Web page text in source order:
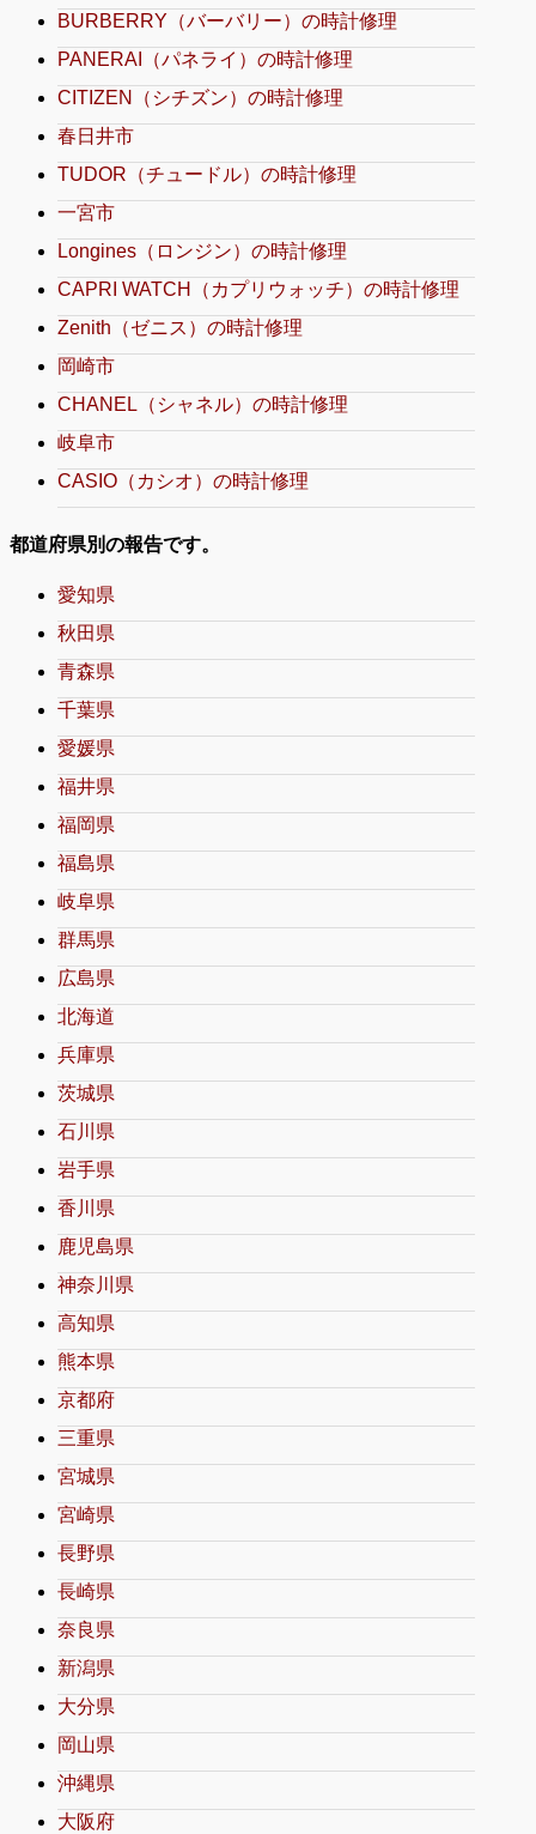
BURBERRY（バーバリー）の時計修理
PANERAI（パネライ）の時計修理
CITIZEN（シチズン）の時計修理
春日井市
TUDOR（チュードル）の時計修理
一宮市
Longines（ロンジン）の時計修理
CAPRI WATCH（カプリウォッチ）の時計修理
Zenith（ゼニス）の時計修理
岡崎市
CHANEL（シャネル）の時計修理
岐阜市
CASIO（カシオ）の時計修理
都道府県別の報告です。
愛知県
秋田県
青森県
千葉県
愛媛県
福井県
福岡県
福島県
岐阜県
群馬県
広島県
北海道
兵庫県
茨城県
石川県
岩手県
香川県
鹿児島県
神奈川県
高知県
熊本県
京都府
三重県
宮城県
宮崎県
長野県
長崎県
奈良県
新潟県
大分県
岡山県
沖縄県
大阪府